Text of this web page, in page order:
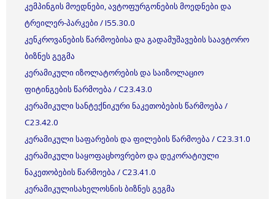
კემპინგის მოედნები, ავტოფურგონების მოედნები და
ტრეილერ-პარკები / I55.30.0
კენკროვანების წარმოებისა და გადამუშავების საავტორო
ბიზნეს გეგმა
კერამიკული იზოლატორების და საიზოლაციო
ფიტინგების წარმოება / C23.43.0
კერამიკული სანტექნიკური ნაკეთობების წარმოება /
C23.42.0
კერამიკული საფარების და ფილების წარმოება / C23.31.0
კერამიკული საყოფაცხოვრებო და დეკორატიული
ნაკეთობების წარმოება / C23.41.0
კერამიკულისახელოსნის ბიზნეს გეგმა